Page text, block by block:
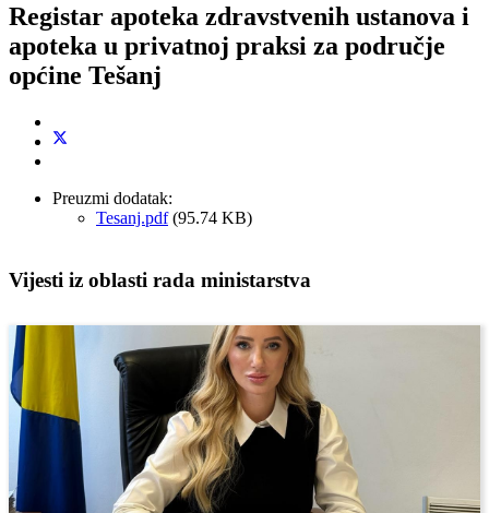
Registar apoteka zdravstvenih ustanova i
apoteka u privatnoj praksi za područje
općine Tešanj
Preuzmi dodatak:
Tesanj.pdf(95.74 KB)
Vijesti iz oblasti rada ministarstva